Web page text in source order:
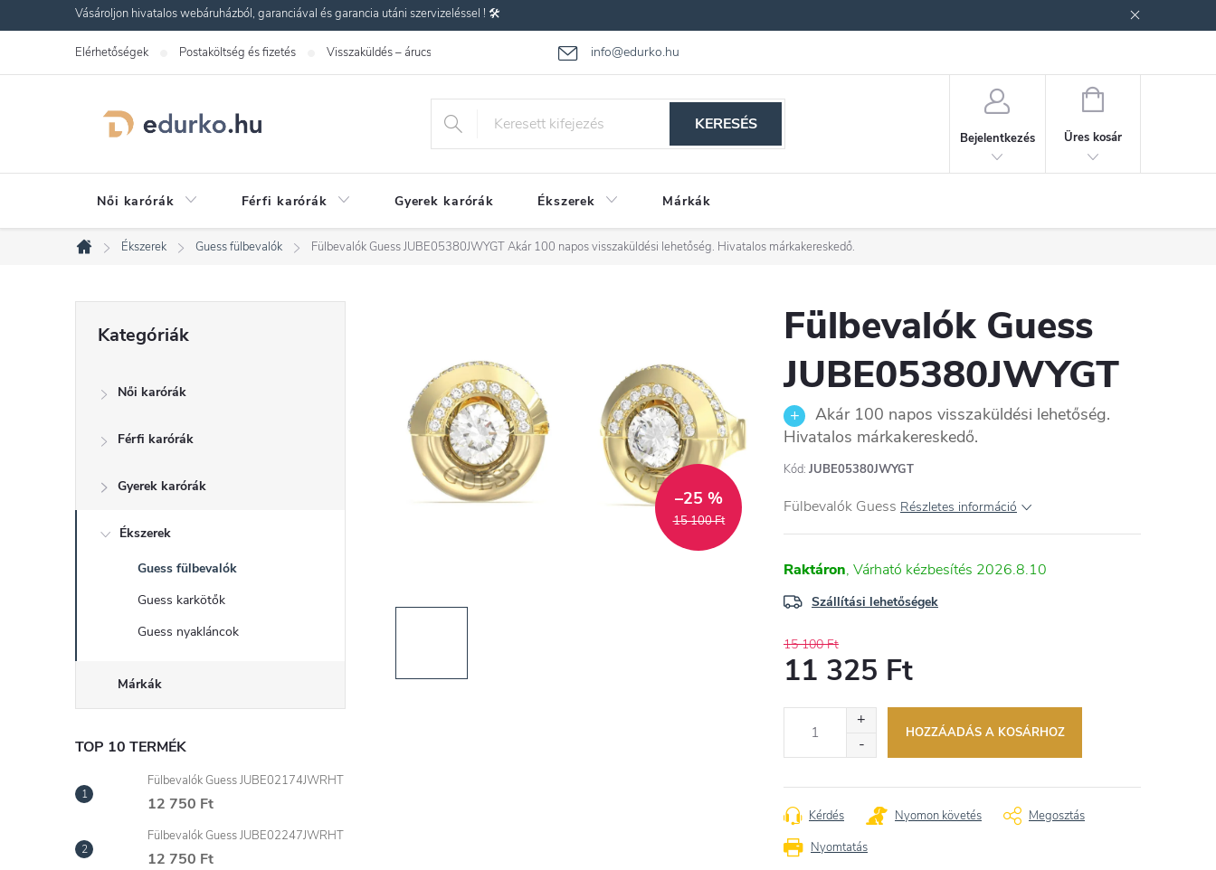
a
Vásároljon hivatalos webáruházból, garanciával és garancia utáni szervizeléssel ! 🛠️
info@edurko.hu
Elérhetőségek Postaköltség és fizetés Visszaküldés – árucsere Gyakran ismételt kérdések
KERESÉS
Bejelentkezés
KOSÁR
Üres kosár
Női karórák Férfi karórák Gyerek karórák Ékszerek Márkák
Kezdőlap
Ékszerek Guess fülbevalók Fülbevalók Guess JUBE05380JWYGTAkár 100 napos visszaküldési lehetőség. Hivatalos márkakereskedő.
O
l
n
e
l
átugrása
Kategóriák
Női karórák
Férfi karórák
Gyerek karórák
Ékszerek
Guess fülbevalók
Guess karkötők
Guess nyakláncok
Márkák
TOP 10 TERMÉK
Fülbevalók Guess JUBE02174JWRHT
12 750 Ft
Fülbevalók Guess JUBE02247JWRHT
12 750 Ft
15 100 Ft
–25 %
Fülbevalók Guess
JUBE05380JWYGT
Akár 100 napos visszaküldési lehetőség.
Hivatalos márkakereskedő.
Kód: JUBE05380JWYGT
Fülbevalók Guess Részletes információ
Raktáron 2026.8.10
Szállítási lehetőségek
15 100 Ft
11 325 Ft
HOZZÁADÁS A KOSÁRHOZ
Nyomtatás
Kérdés Nyomon követés Megosztás